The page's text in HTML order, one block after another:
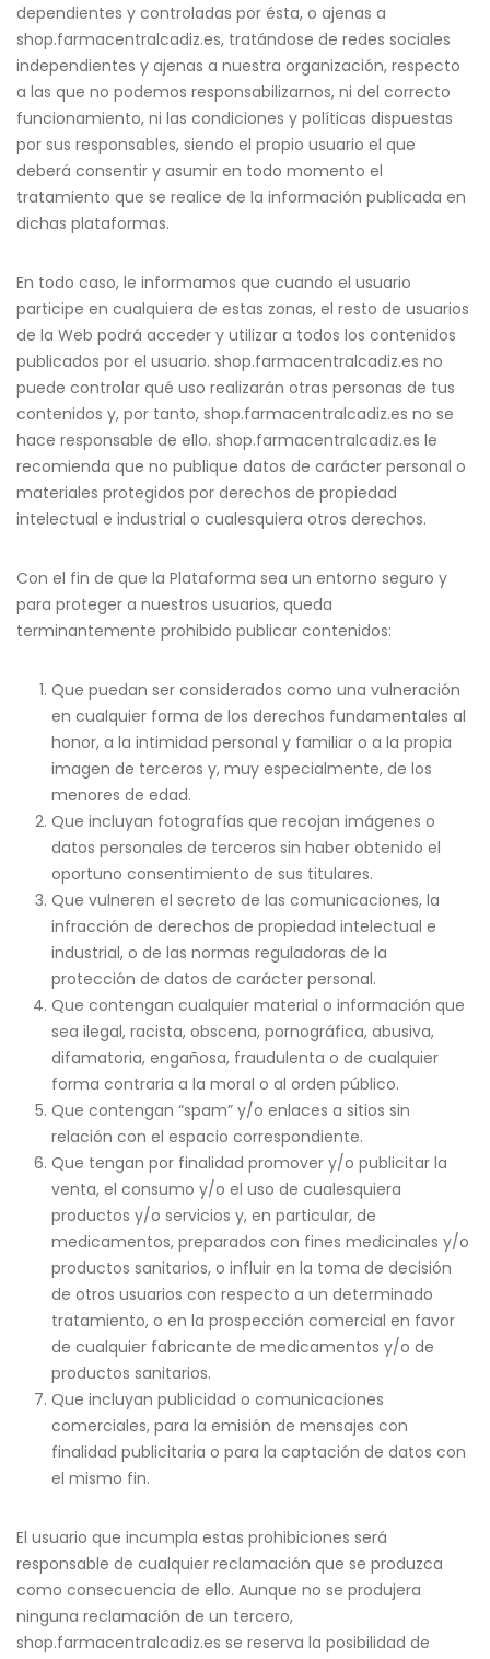
dependientes y controladas por ésta, o ajenas a
shop.farmacentralcadiz.es, tratándose de redes sociales
independientes y ajenas a nuestra organización, respecto
a las que no podemos responsabilizarnos, ni del correcto
funcionamiento, ni las condiciones y políticas dispuestas
por sus responsables, siendo el propio usuario el que
deberá consentir y asumir en todo momento el
tratamiento que se realice de la información publicada en
dichas plataformas.
En todo caso, le informamos que cuando el usuario
participe en cualquiera de estas zonas, el resto de usuarios
de la Web podrá acceder y utilizar a todos los contenidos
publicados por el usuario. shop.farmacentralcadiz.es no
puede controlar qué uso realizarán otras personas de tus
contenidos y, por tanto, shop.farmacentralcadiz.es no se
hace responsable de ello. shop.farmacentralcadiz.es le
recomienda que no publique datos de carácter personal o
materiales protegidos por derechos de propiedad
intelectual e industrial o cualesquiera otros derechos.
Con el fin de que la Plataforma sea un entorno seguro y
para proteger a nuestros usuarios, queda
terminantemente prohibido publicar contenidos:
Que puedan ser considerados como una vulneración
en cualquier forma de los derechos fundamentales al
honor, a la intimidad personal y familiar o a la propia
imagen de terceros y, muy especialmente, de los
menores de edad.
Que incluyan fotografías que recojan imágenes o
datos personales de terceros sin haber obtenido el
oportuno consentimiento de sus titulares.
Que vulneren el secreto de las comunicaciones, la
infracción de derechos de propiedad intelectual e
industrial, o de las normas reguladoras de la
protección de datos de carácter personal.
Que contengan cualquier material o información que
sea ilegal, racista, obscena, pornográfica, abusiva,
difamatoria, engañosa, fraudulenta o de cualquier
forma contraria a la moral o al orden público.
Que contengan “spam” y/o enlaces a sitios sin
relación con el espacio correspondiente.
Que tengan por finalidad promover y/o publicitar la
venta, el consumo y/o el uso de cualesquiera
productos y/o servicios y, en particular, de
medicamentos, preparados con fines medicinales y/o
productos sanitarios, o influir en la toma de decisión
de otros usuarios con respecto a un determinado
tratamiento, o en la prospección comercial en favor
de cualquier fabricante de medicamentos y/o de
productos sanitarios.
Que incluyan publicidad o comunicaciones
comerciales, para la emisión de mensajes con
finalidad publicitaria o para la captación de datos con
el mismo fin.
El usuario que incumpla estas prohibiciones será
responsable de cualquier reclamación que se produzca
como consecuencia de ello. Aunque no se produjera
ninguna reclamación de un tercero,
shop.farmacentralcadiz.es se reserva la posibilidad de